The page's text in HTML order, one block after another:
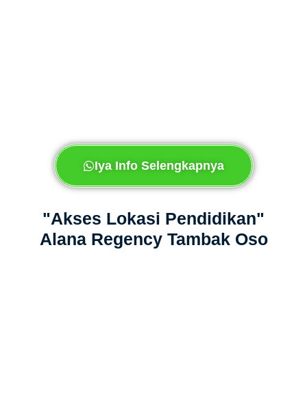
Iya Info Selengkapnya
"Akses Lokasi Pendidikan"
Alana Regency Tambak Oso